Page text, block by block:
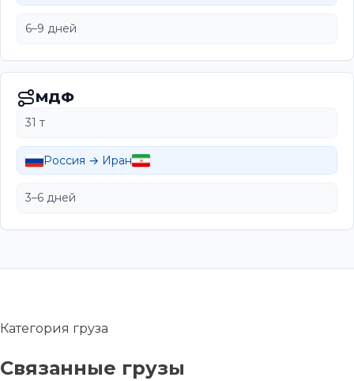
6–9 дней
МДФ
31 т
Россия → Иран
3–6 дней
Категория груза
Связанные грузы